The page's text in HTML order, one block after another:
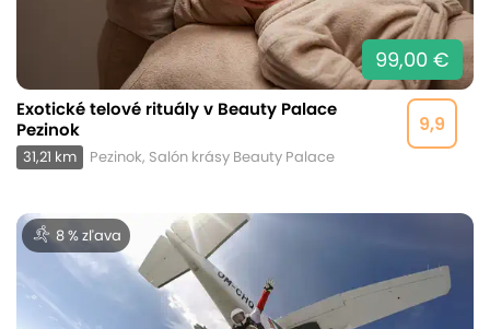
99,00 €
9,9
Exotické telové rituály v Beauty Palace
Pezinok
31,21 km Pezinok, Salón krásy Beauty Palace
8 % zľava